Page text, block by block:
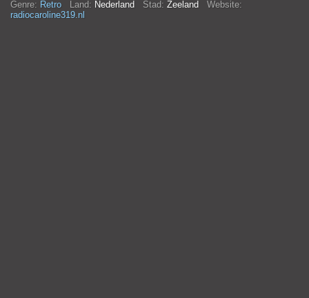
Genre: Retro Land: Nederland Stad: Zeeland Website:
radiocaroline319.nl